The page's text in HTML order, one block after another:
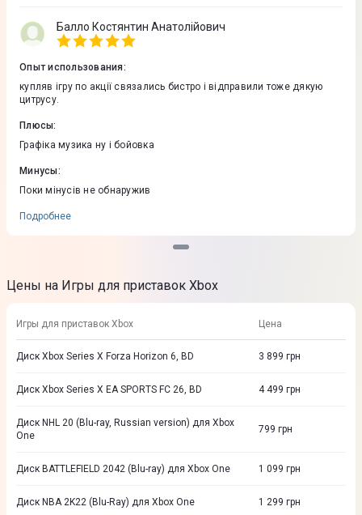
Балло Костянтин Анатолійович
Опыт использования:
купляв ігру по акції связались бистро і відправили тоже дякую
цитрусу.
Плюсы:
Графіка музика ну і бойовка
Минусы:
Поки мінусів не обнаружив
Подробнее
Цены на Игры для приставок Xbox
Игры для приставок Xbox Цена
Диск Xbox Series X Forza Horizon 6, BD 3 899 грн
Диск Xbox Series X EA SPORTS FC 26, BD 4 499 грн
Диск NHL 20 (Blu-ray, Russian version) для Xbox
One
799 грн
Диск BATTLEFIELD 2042 (Blu-ray) для Xbox One 1 099 грн
Диск NBA 2K22 (Blu-Ray) для Xbox One 1 299 грн